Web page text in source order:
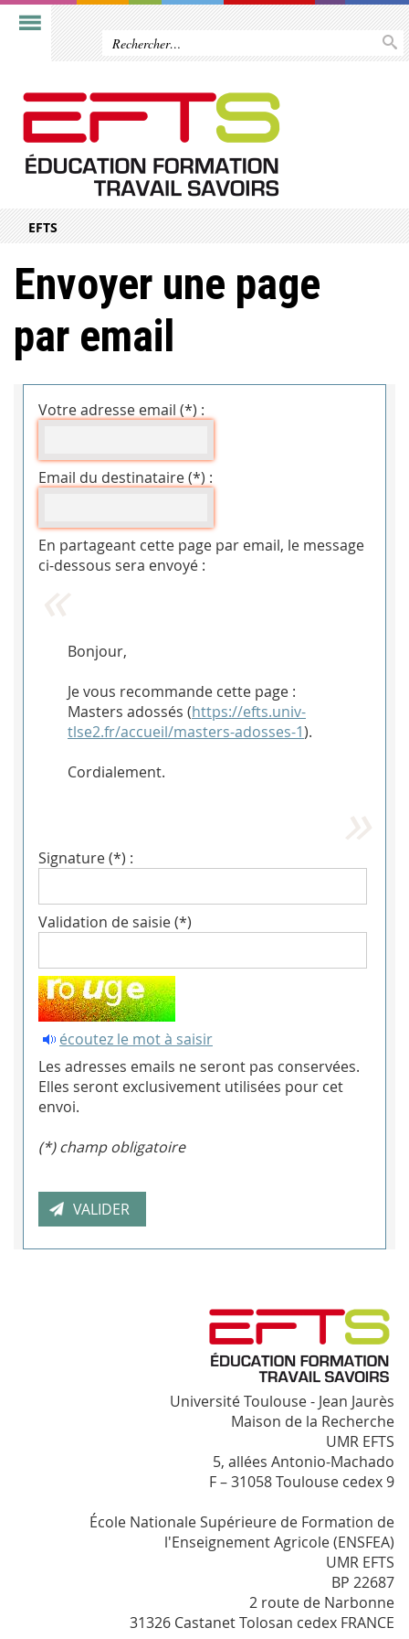
EFTS
Envoyer une page
par email
Votre adresse email (*) :
Email du destinataire (*) :
En partageant cette page par email, le message
ci-dessous sera envoyé :
Bonjour,
Je vous recommande cette page :
Masters adossés (https://efts.univ-
tlse2.fr/accueil/masters-adosses-1).
Cordialement.
Signature (*) :
Validation de saisie (*)
écoutez le mot à saisir
Les adresses emails ne seront pas conservées.
Elles seront exclusivement utilisées pour cet
envoi.
(*) champ obligatoire
Université Toulouse - Jean Jaurès
Maison de la Recherche
UMR EFTS
5, allées Antonio-Machado
F – 31058 Toulouse cedex 9
École Nationale Supérieure de Formation de
l'Enseignement Agricole (ENSFEA)
UMR EFTS
BP 22687
2 route de Narbonne
31326 Castanet Tolosan cedex FRANCE